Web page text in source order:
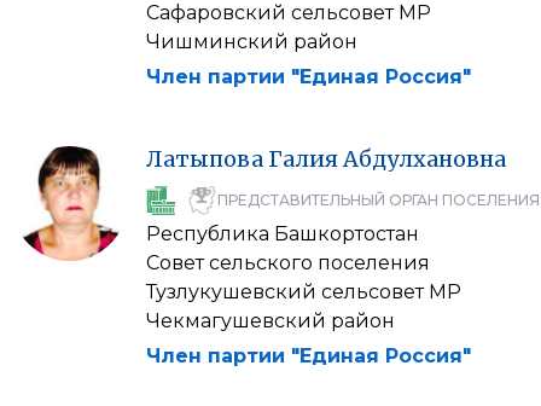
Сафаровский сельсовет МР
Чишминский район
Член партии "Единая Россия"
Латыпова ГалияАбдулхановна
ПРЕДСТАВИТЕЛЬНЫЙ ОРГАН ПОСЕЛЕНИЯ
Республика Башкортостан
Совет сельского поселения
Тузлукушевский сельсовет МР
Чекмагушевский район
Член партии "Единая Россия"